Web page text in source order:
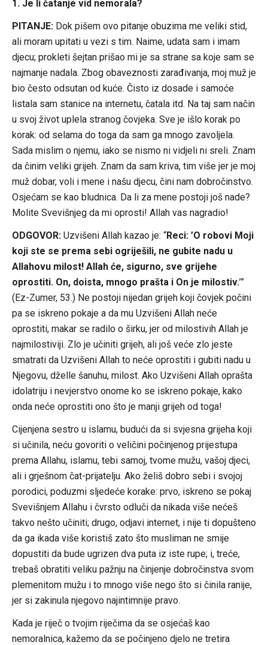
1. Je li čatanje vid nemorala?
PITANJE:Dok pišem ovo pitanje obuzima me veliki stid,
ali moram upitati u vezi s tim. Naime, udata sam i imam
djecu; prokleti šejtan prišao mi je sa strane sa koje sam se
najmanje nadala. Zbog obaveznosti zarađivanja, moj muž je
bio često odsutan od kuće. Čisto iz dosade i samoće
listala sam stanice na internetu, čatala itd. Na taj sam način
u svoj život uplela stranog čovjeka. Sve je išlo korak po
korak: od selama do toga da sam ga mnogo zavoljela.
Sada mislim o njemu, iako se nismo ni vidjeli ni sreli. Znam
da činim veliki grijeh. Znam da sam kriva, tim više jer je moj
muž dobar, voli i mene i našu djecu, čini nam dobročinstvo.
Osjećam se kao bludnica. Da li za mene postoji još nade?
Molite Svevišnjeg da mi oprosti! Allah vas nagradio!
ODGOVOR: Uzvišeni Allah kazao je: “Reci: ’O robovi Moji
koji ste se prema sebi ogriješili, ne gubite nadu u
Allahovu milost! Allah će, sigurno, sve grijehe
oprostiti. On, doista, mnogo prašta i On je milostiv.’”
(Ez-Zumer, 53.) Ne postoji nijedan grijeh koji čovjek počini
pa se iskreno pokaje a da mu Uzvišeni Allah neće
oprostiti, makar se radilo o širku, jer od milostivih Allah je
najmilostiviji. Zlo je učiniti grijeh, ali još veće zlo jeste
smatrati da Uzvišeni Allah to neće oprostiti i gubiti nadu u
Njegovu, dželle šanuhu, milost. Ako Uzvišeni Allah oprašta
idolatriju i nevjerstvo onome ko se iskreno pokaje, kako
onda neće oprostiti ono što je manji grijeh od toga!
Cijenjena sestro u islamu, budući da si svjesna grijeha koji
si učinila, neću govoriti o veličini počinjenog prijestupa
prema Allahu, islamu, tebi samoj, tvome mužu, vašoj djeci,
ali i grješnom čat-prijatelju. Ako želiš dobro sebi i svojoj
porodici, poduzmi sljedeće korake: prvo, iskreno se pokaj
Svevišnjem Allahu i čvrsto odluči da nikada više nećeš
takvo nešto učiniti; drugo, odjavi internet, i nije ti dopušteno
da ga ikada više koristiš zato što musliman ne smije
dopustiti da bude ugrizen dva puta iz iste rupe; i, treće,
trebaš obratiti veliku pažnju na činjenje dobročinstva svom
plemenitom mužu i to mnogo više nego što si činila ranije,
jer si zakinula njegovo najintimnije pravo.
Kada je riječ o tvojim riječima da se osjećaš kao
nemoralnica, kažemo da se počinjeno djelo ne tretira